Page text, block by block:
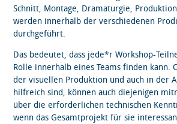
Schnitt, Montage, Dramaturgie,
werden innerhalb der verschiedenen
durchgeführt.
Das bedeutet, dass jede*r Workshop-
Rolle innerhalb eines Teams finden kann.
der visuellen Produktion und auch in der
hilfreich sind, können auch diejenigen
über die erforderlichen technischen
wenn das Gesamtprojekt für sie